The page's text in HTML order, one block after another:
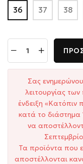
36 37 38
Σας
λειτουργίας
ένδειξη
κατά το διάστημα
να
Τα προϊόντα που
αποστέλλονται